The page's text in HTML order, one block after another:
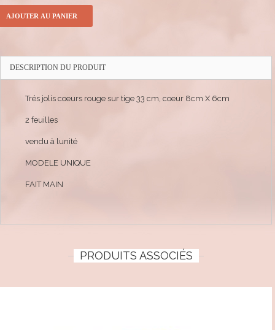
AJOUTER AU PANIER
DESCRIPTION DU PRODUIT
Trés jolis coeurs rouge sur tige 33 cm, coeur 8cm X 6cm
2 feuilles
vendu à lunité
MODELE UNIQUE
FAIT MAIN
PRODUITS ASSOCIÉS